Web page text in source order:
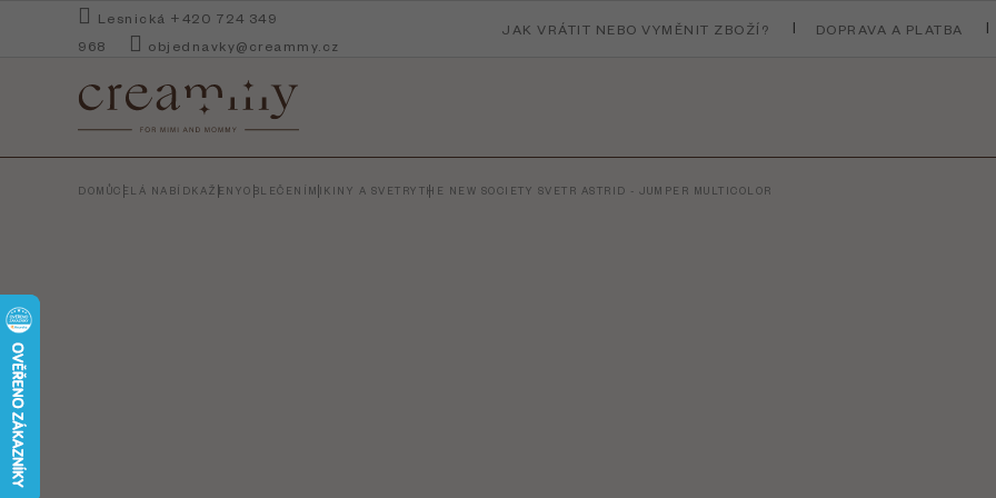
Lesnická +420 724 349
968
objednavky@creammy.cz
JAK VRÁTIT NEBO VYMĚNIT ZBOŽÍ? DOPRAVA A PLATBA
DOMŮCELÁ NABÍDKAŽENYOBLEČENÍ MIKINY A SVETRY THE NEW SOCIETY SVETR ASTRID - JUMPER MULTICOLOR